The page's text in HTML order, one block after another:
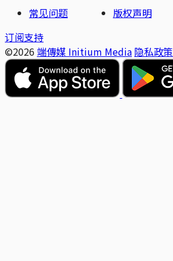
常见问题
版权声明
订阅支持
©2026 端傳媒 Initium Media 隐私政策